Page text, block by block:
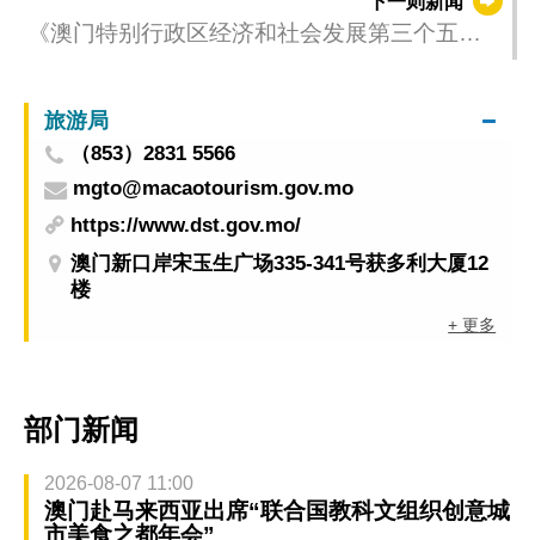
《澳门特别行政区经济和社会发展第三个五年
场咨询会
旅游局
（853）2831 5566
mgto@macaotourism.gov.mo
https://www.dst.gov.mo/
澳门新口岸宋玉生广场335-341号获多利大厦12
楼
+ 更多
部门新闻
2026-08-07 11:00
澳门赴马来西亚出席“联合国教科文组织创意城
市美食之都年会”